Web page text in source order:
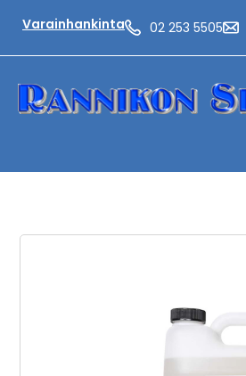
Varainhankinta 02 253 5505